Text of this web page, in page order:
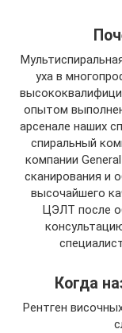
уха в
опытом
арсенале наших
спиральный
компании
сканирования и
высочайшего
ЦЭЛТ после
Когда
Рентген